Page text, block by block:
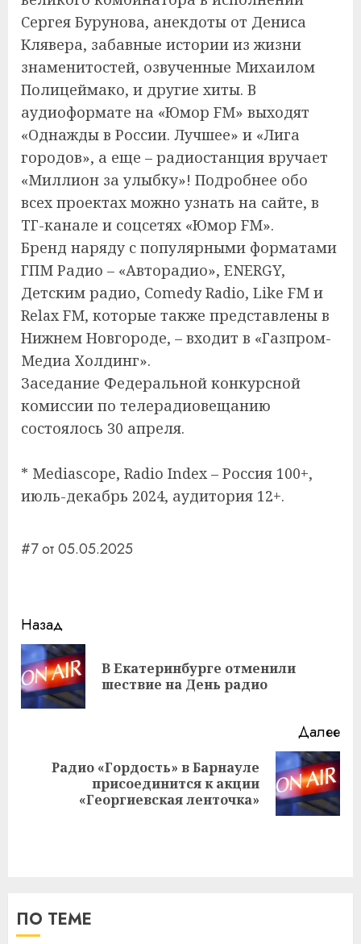
Сергея Бурунова, анекдоты от Дениса
Клявера, забавные истории из жизни
знаменитостей, озвученные Михаилом
Полицеймако, и другие хиты. В
аудиоформате на «Юмор FM» выходят
«Однажды в России. Лучшее» и «Лига
городов», а еще – радиостанция вручает
«Миллион за улыбку»! Подробнее обо
всех проектах можно узнать на сайте, в
ТГ-канале и соцсетях «Юмор FM».
Бренд наряду с популярными форматами
ГПМ Радио – «Авторадио», ENERGY,
Детским радио, Comedy Radio, Like FM и
Relax FM, которые также представлены в
Нижнем Новгороде, – входит в «Газпром-
Медиа Холдинг».
Заседание Федеральной конкурсной
комиссии по телерадиовещанию
состоялось 30 апреля.
* Mediascope, Radio Index – Россия 100+,
июль-декабрь 2024, аудитория 12+.
#7 от 05.05.2025
Навигация
записи
Назад
В Екатеринбурге отменили
шествие на День радио
Далее
Следующая
Радио «Гордость» в Барнауле
присоединится к акции
«Георгиевская ленточка»
ПО ТЕМЕ